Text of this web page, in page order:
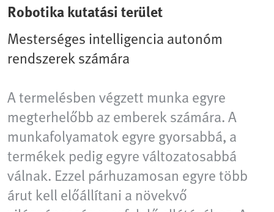
Robotika kutatási terület
Mesterséges intelligencia autonóm
rendszerek számára
A termelésben végzett munka egyre
megterhelőbb az emberek számára. A
munkafolyamatok egyre gyorsabbá, a
termékek pedig egyre változatosabbá
válnak. Ezzel párhuzamosan egyre több
árut kell előállítani a növekvő